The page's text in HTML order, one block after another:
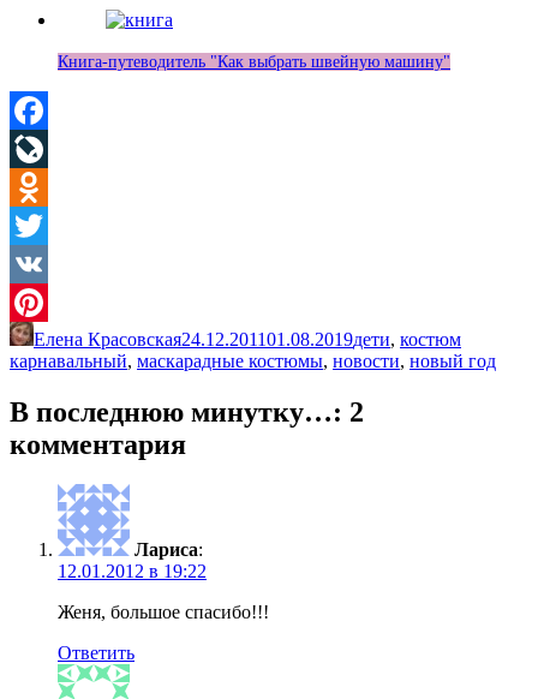
Книга-путеводитель "Как выбрать швейную машину"
Facebook
LiveJournal
Odnoklassniki
Twitter
VK
Pinterest
Елена Красовская24.12.201101.08.2019дети, костюм
карнавальный, маскарадные костюмы, новости, новый год
В последнюю минутку…: 2
комментария
Лариса:
12.01.2012 в 19:22
Женя, большое спасибо!!!
Ответить